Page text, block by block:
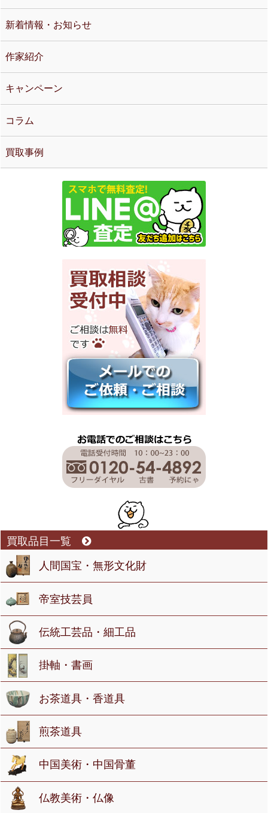
新着情報・お知らせ
作家紹介
キャンペーン
コラム
買取事例
買取品目一覧
人間国宝・無形文化財
帝室技芸員
伝統工芸品・細工品
掛軸・書画
お茶道具・香道具
煎茶道具
中国美術・中国骨董
仏教美術・仏像